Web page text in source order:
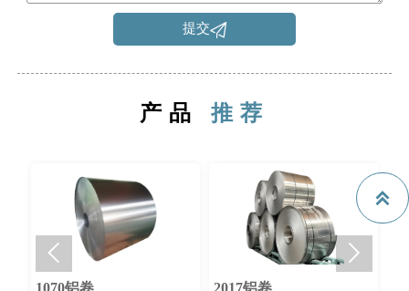
提交
产品 推荐
 
